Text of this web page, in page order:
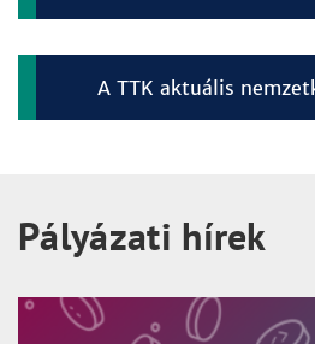
A TTK aktuális
Pályázati hírek